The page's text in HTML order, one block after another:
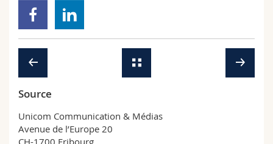
Source
Unicom Communication & Médias
Avenue de l’Europe 20
CH-1700 Fribourg